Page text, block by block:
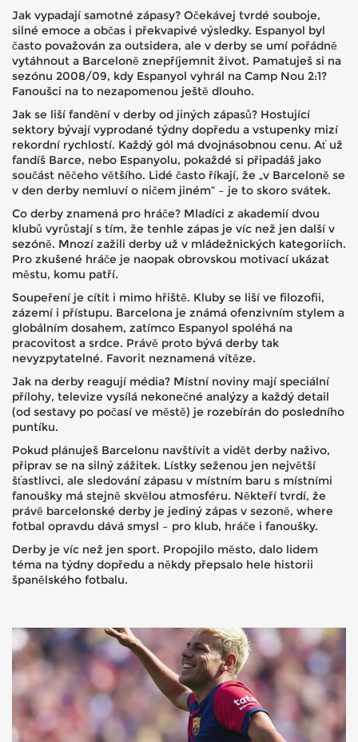
Jak vypadají samotné zápasy? Očekávej tvrdé souboje,
silné emoce a občas i překvapivé výsledky. Espanyol byl
často považován za outsidera, ale v derby se umí pořádně
vytáhnout a Barceloně znepříjemnit život. Pamatuješ si na
sezónu 2008/09, kdy Espanyol vyhrál na Camp Nou 2:1?
Fanoušci na to nezapomenou ještě dlouho.
Jak se liší fandění v derby od jiných zápasů? Hostující
sektory bývají vyprodané týdny dopředu a vstupenky mizí
rekordní rychlostí. Každý gól má dvojnásobnou cenu. Ať už
fandíš Barce, nebo Espanyolu, pokaždé si připadáš jako
součást něčeho většího. Lidé často říkají, že „v Barceloně se
v den derby nemluví o ničem jiném“ – je to skoro svátek.
Co derby znamená pro hráče? Mladíci z akademií dvou
klubů vyrůstají s tím, že tenhle zápas je víc než jen další v
sezóně. Mnozí zažili derby už v mládežnických kategoriích.
Pro zkušené hráče je naopak obrovskou motivací ukázat
městu, komu patří.
Soupeření je cítit i mimo hřiště. Kluby se liší ve filozofii,
zázemí i přístupu. Barcelona je známá ofenzivním stylem a
globálním dosahem, zatímco Espanyol spoléhá na
pracovitost a srdce. Právě proto bývá derby tak
nevyzpytatelné. Favorit neznamená vítěze.
Jak na derby reagují média? Místní noviny mají speciální
přílohy, televize vysílá nekonečné analýzy a každý detail
(od sestavy po počasí ve městě) je rozebírán do posledního
puntíku.
Pokud plánuješ Barcelonu navštívit a vidět derby naživo,
připrav se na silný zážitek. Lístky seženou jen největší
šťastlivci, ale sledování zápasu v místním baru s místními
fanoušky má stejně skvělou atmosféru. Někteří tvrdí, že
právě barcelonské derby je jediný zápas v sezoně, where
fotbal opravdu dává smysl – pro klub, hráče i fanoušky.
Derby je víc než jen sport. Propojilo město, dalo lidem
téma na týdny dopředu a někdy přepsalo hele historii
španělského fotbalu.